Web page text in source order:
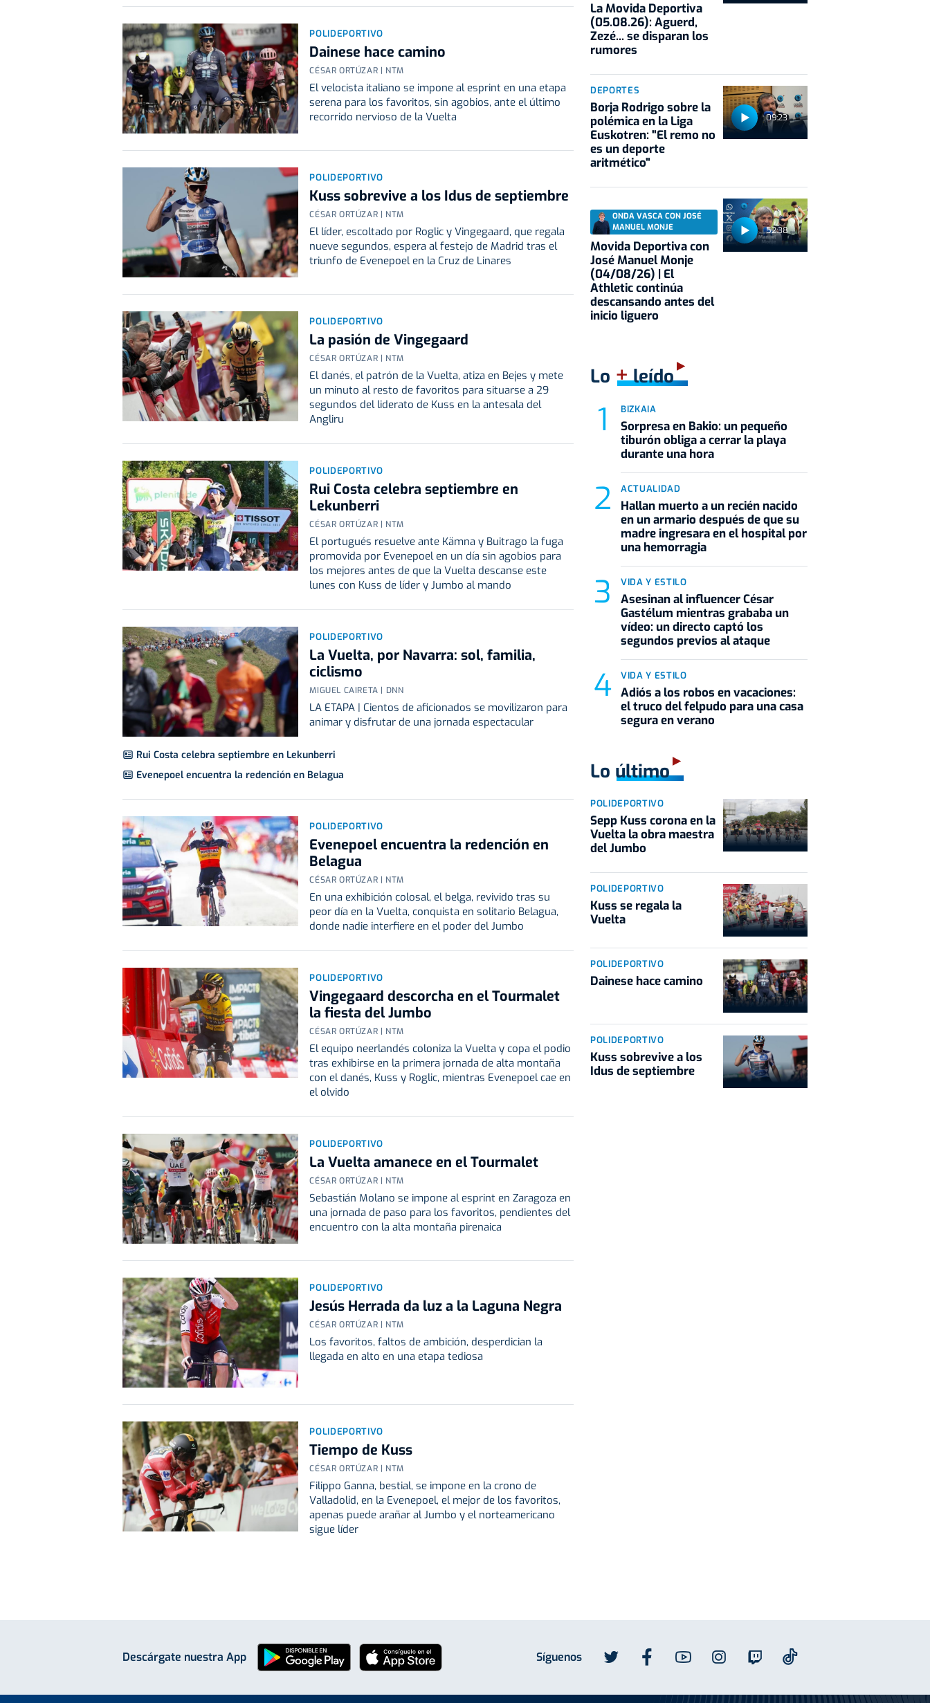
POLIDEPORTIVO
Dainese hace camino
CÉSAR ORTÚZAR | NTM
El velocista italiano se impone al esprint en una etapa
serena para los favoritos, sin agobios, ante el último
recorrido nervioso de la Vuelta
POLIDEPORTIVO
Kuss sobrevive a los Idus de septiembre
CÉSAR ORTÚZAR | NTM
El líder, escoltado por Roglic y Vingegaard, que regala
nueve segundos, espera al festejo de Madrid tras el
triunfo de Evenepoel en la Cruz de Linares
POLIDEPORTIVO
La pasión de Vingegaard
CÉSAR ORTÚZAR | NTM
El danés, el patrón de la Vuelta, atiza en Bejes y mete
un minuto al resto de favoritos para situarse a 29
segundos del liderato de Kuss en la antesala del
Angliru
POLIDEPORTIVO
Rui Costa celebra septiembre en
Lekunberri
CÉSAR ORTÚZAR | NTM
El portugués resuelve ante Kämna y Buitrago la fuga
promovida por Evenepoel en un día sin agobios para
los mejores antes de que la Vuelta descanse este
lunes con Kuss de líder y Jumbo al mando
POLIDEPORTIVO
La Vuelta, por Navarra: sol, familia,
ciclismo
MIGUEL CAIRETA | DNN
LA ETAPA | Cientos de aficionados se movilizaron para
animar y disfrutar de una jornada espectacular
Rui Costa celebra septiembre en Lekunberri
Evenepoel encuentra la redención en Belagua
POLIDEPORTIVO
Evenepoel encuentra la redención en
Belagua
CÉSAR ORTÚZAR | NTM
En una exhibición colosal, el belga, revivido tras su
peor día en la Vuelta, conquista en solitario Belagua,
donde nadie interfiere en el poder del Jumbo
POLIDEPORTIVO
Vingegaard descorcha en el Tourmalet
la fiesta del Jumbo
CÉSAR ORTÚZAR | NTM
El equipo neerlandés coloniza la Vuelta y copa el podio
tras exhibirse en la primera jornada de alta montaña
con el danés, Kuss y Roglic, mientras Evenepoel cae en
el olvido
POLIDEPORTIVO
La Vuelta amanece en el Tourmalet
CÉSAR ORTÚZAR | NTM
Sebastián Molano se impone al esprint en Zaragoza en
una jornada de paso para los favoritos, pendientes del
encuentro con la alta montaña pirenaica
POLIDEPORTIVO
Jesús Herrada da luz a la Laguna Negra
CÉSAR ORTÚZAR | NTM
Los favoritos, faltos de ambición, desperdician la
llegada en alto en una etapa tediosa
POLIDEPORTIVO
Tiempo de Kuss
CÉSAR ORTÚZAR | NTM
Filippo Ganna, bestial, se impone en la crono de
Valladolid, en la Evenepoel, el mejor de los favoritos,
apenas puede arañar al Jumbo y el norteamericano
sigue líder
La Movida Deportiva
(05.08.26): Aguerd,
Zezé... se disparan los
rumores
09:23
DEPORTES
Borja Rodrigo sobre la
polémica en la Liga
Euskotren: "El remo no
es un deporte
aritmético"
52:38
ONDA VASCA CON JOSÉ
MANUEL MONJE
Movida Deportiva con
José Manuel Monje
(04/08/26) | El
Athletic continúa
descansando antes del
inicio liguero
Lo +leído
BIZKAIA
Sorpresa en Bakio: un pequeño
tiburón obliga a cerrar la playa
durante una hora
ACTUALIDAD
Hallan muerto a un recién nacido
en un armario después de que su
madre ingresara en el hospital por
una hemorragia
VIDA Y ESTILO
Asesinan al influencer César
Gastélum mientras grababa un
vídeo: un directo captó los
segundos previos al ataque
VIDA Y ESTILO
Adiós a los robos en vacaciones:
el truco del felpudo para una casa
segura en verano
Lo último
POLIDEPORTIVO
Sepp Kuss corona en la
Vuelta la obra maestra
del Jumbo
POLIDEPORTIVO
Kuss se regala la
Vuelta
POLIDEPORTIVO
Dainese hace camino
POLIDEPORTIVO
Kuss sobrevive a los
Idus de septiembre
Síguenos
Descárgate nuestra App